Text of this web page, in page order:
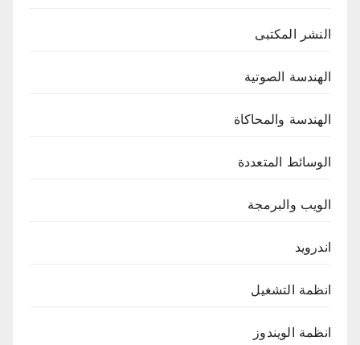
النشر المكتبى
الهندسة الصوتية
الهندسة والمحاكاة
الوسائط المتعددة
الويب والبرمجة
اندرويد
انظمة التشغيل
انظمة الويندوز